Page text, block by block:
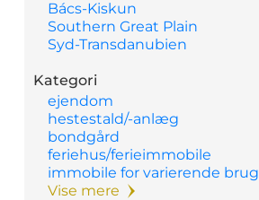
Bács-Kiskun
Southern Great Plain
Syd-Transdanubien
Kategori
ejendom
hestestald/-anlæg
bondgård
feriehus/ferieimmobile
immobile for varierende brug
Vise mere